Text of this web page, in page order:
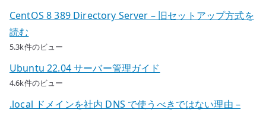
CentOS 8 389 Directory Server – 旧セットアップ方式を
読む
5.3k件のビュー
Ubuntu 22.04 サーバー管理ガイド
4.6k件のビュー
.local ドメインを社内 DNS で使うべきではない理由 –